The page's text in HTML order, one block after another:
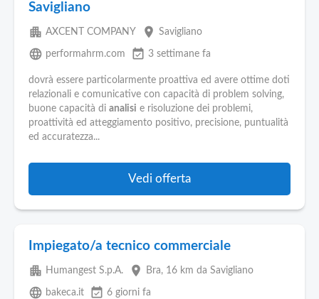
Savigliano
apartment AXCENT COMPANY place Savigliano
language performahrm.com event_available 3 settimane fa
dovrà essere particolarmente proattiva ed avere ottime doti
relazionali e comunicative con capacità di problem solving,
buone capacità di analisi e risoluzione dei problemi,
proattività ed atteggiamento positivo, precisione, puntualità
ed accuratezza...
Vedi offerta
Impiegato/a tecnico commerciale
apartment Humangest S.p.A. place Bra, 16 km da Savigliano
language bakeca.it event_available 6 giorni fa